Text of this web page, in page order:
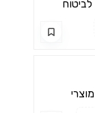
לביטוח